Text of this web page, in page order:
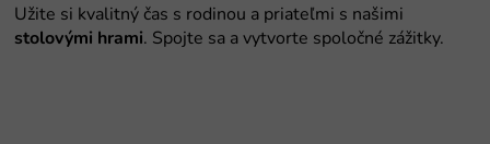
stolovými hrami